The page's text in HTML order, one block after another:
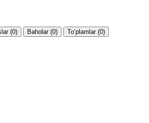
(0) Baholar (0) To‘plamlar (0)